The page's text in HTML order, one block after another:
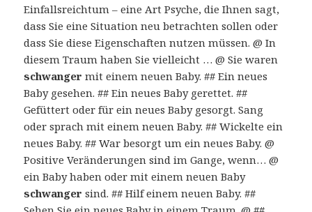
Einfallsreichtum – eine Art Psyche, die Ihnen sagt,
dass Sie eine Situation neu betrachten sollen oder
dass Sie diese Eigenschaften nutzen müssen. @ In
diesem Traum haben Sie vielleicht … @ Sie waren
schwanger mit einem neuen Baby. ## Ein neues
Baby gesehen. ## Ein neues Baby gerettet. ##
Gefüttert oder für ein neues Baby gesorgt. Sang
oder sprach mit einem neuen Baby. ## Wickelte ein
neues Baby. ## War besorgt um ein neues Baby. @
Positive Veränderungen sind im Gange, wenn… @
ein Baby haben oder mit einem neuen Baby
schwanger sind. ## Hilf einem neuen Baby. ##